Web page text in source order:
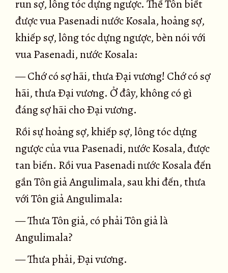
run sợ, lông tóc dựng ngược. Thế Tôn biết
được vua Pasenadi nước Kosala, hoảng sợ,
khiếp sợ, lông tóc dựng ngược, bèn nói với
vua Pasenadi, nước Kosala:
— Chớ có sợ hãi, thưa Ðại vương! Chớ có sợ
hãi, thưa Ðại vương. Ở đây, không có gì
đáng sợ hãi cho Ðại vương.
Rồi sự hoảng sợ, khiếp sợ, lông tóc dựng
ngược của vua Pasenadi, nước Kosala, được
tan biến. Rồi vua Pasenadi nước Kosala đến
gần Tôn giả Angulimala, sau khi đến, thưa
với Tôn giả Angulimala:
— Thưa Tôn giả, có phải Tôn giả là
Angulimala?
— Thưa phải, Ðại vương.